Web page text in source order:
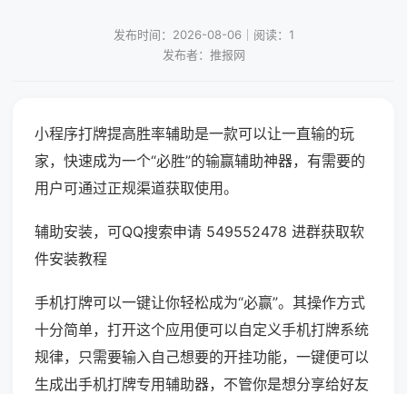
发布时间：2026-08-06｜阅读：1
发布者：推报网
小程序打牌提高胜率辅助是一款可以让一直输的玩
家，快速成为一个“必胜”的输赢辅助神器，有需要的
用户可通过正规渠道获取使用。
辅助安装，可QQ搜索申请 549552478 进群获取软
件安装教程
手机打牌可以一键让你轻松成为“必赢”。其操作方式
十分简单，打开这个应用便可以自定义手机打牌系统
规律，只需要输入自己想要的开挂功能，一键便可以
生成出手机打牌专用辅助器，不管你是想分享给好友